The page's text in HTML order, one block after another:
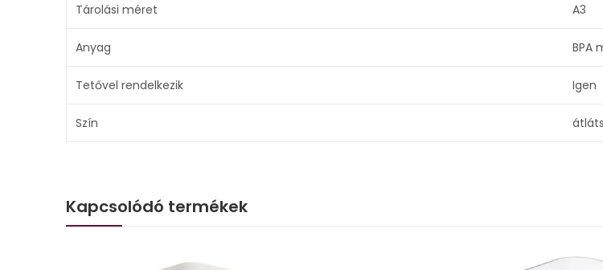
Tárolási méret A3
Anyag BPA
Tetővel rendelkezik Igen
Szín
Kapcsolódó termékek